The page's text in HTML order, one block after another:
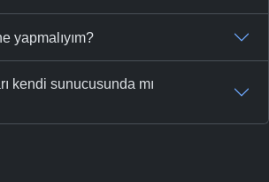
yapmalıyım?
kendi sunucusunda mı